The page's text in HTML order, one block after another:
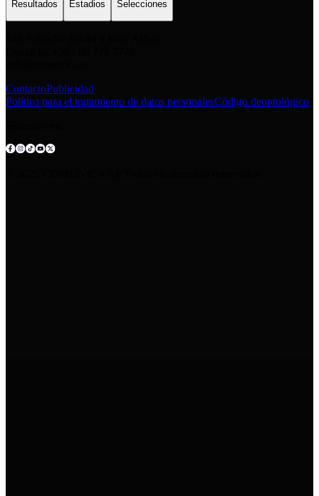
Resultados Estadios Selecciones
ContactoPublicidad
Política para el tratamiento de datos personalesCódigo deontológico